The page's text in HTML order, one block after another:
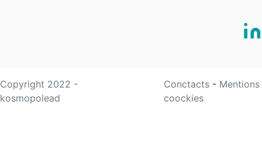
Copyright 2022 -
kosmopolead
Conctacts -
coockies